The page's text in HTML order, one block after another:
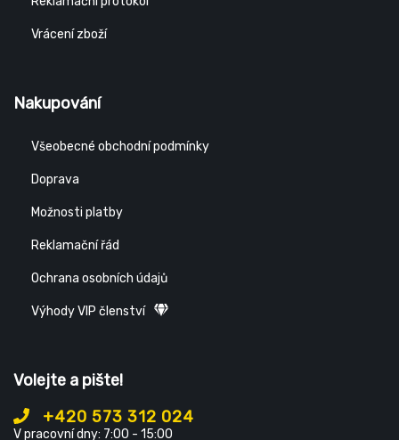
Vrácení zboží
Nakupování
Všeobecné obchodní podmínky
Doprava
Možnosti platby
Reklamační řád
Ochrana osobních údajů
Výhody VIP členství
Volejte a pište!
+420 573 312 024
V pracovní dny: 7:00 - 15:00